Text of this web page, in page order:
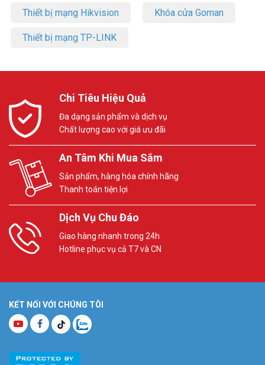
Thiết bị mạng Hikvision Khóa cửa Goman
Thiết bị mạng TP-LINK
Chi Tiêu Hiệu Quả
Đa dạng sản phẩm và dịch vụ
Chất lượng cao với giá ưu đãi
An Tâm Khi Mua Sắm
Sản phẩm, hàng hóa chính hãng
Thanh toán tiện lợi
Dịch Vụ Chu Đáo
Giao hàng nhanh trong 24h
Hotline phục vụ cả T7 và CN
KẾT NỐI VỚI CHÚNG TÔI